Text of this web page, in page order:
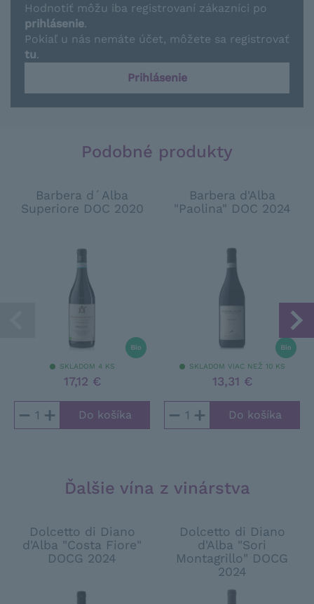
Hodnotiť môžu iba registrovaní zákazníci po
prihlásenie.
Pokiaľ u nás nemáte účet, môžete sa registrovať
tu.
Prihlásenie
Podobné produkty
Barbera d´Alba
Superiore DOC 2020
SKLADOM 4 KS
17,12 €
− +
Barbera d'Alba
"Paolina" DOC 2024
SKLADOM VIAC NEŽ 10 KS
13,31 €
− +
Ďalšie vína z vinárstva
Dolcetto di Diano
d'Alba "Costa Fiore"
DOCG 2024
Dolcetto di Diano
d'Alba "Sori
Montagrillo" DOCG
2024